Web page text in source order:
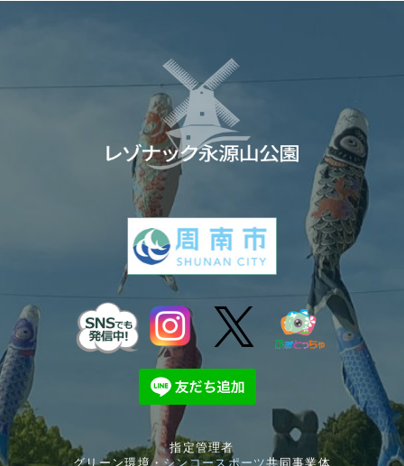
指定管理者
グリーン環境・ シンコースポーツ共同事業体